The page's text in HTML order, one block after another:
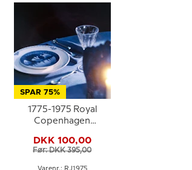
SPAR 75%
1775-1975 Royal
Copenhagen
Royal Copenhagens
200-års jubilæum.
DKK 100,00
Før: DKK 395,00
Varenr.: RJ1975